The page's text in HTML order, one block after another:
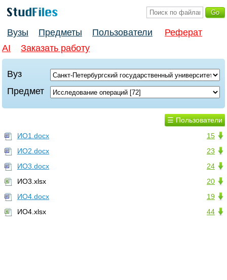
Вузы Предметы Пользователи
Реферат
AI
Заказать работу
Вуз
Предмет
☰ Пользователи
15
ИО1.docx
23
ИО2.docx
24
ИО3.docx
20
ИО3.xlsx
19
ИО4.docx
44
ИО4.xlsx